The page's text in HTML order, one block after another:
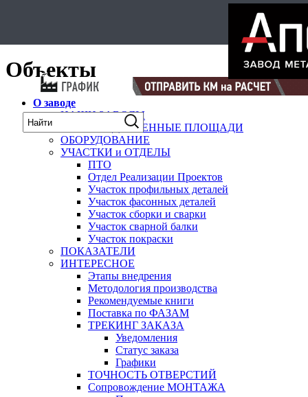
Объекты
О заводе
НАШИ ЗАВОДЫ
ПРОИЗВОДСТВЕННЫЕ ПЛОЩАДИ
ОБОРУДОВАНИЕ
УЧАСТКИ и ОТДЕЛЫ
ПТО
Отдел Реализации Проектов
Участок профильных деталей
Участок фасонных деталей
Участок сборки и сварки
Участок сварной балки
Участок покраски
ПОКАЗАТЕЛИ
ИНТЕРЕСНОЕ
Этапы внедрения
Методология производства
Рекомендуемые книги
Поставка по ФАЗАМ
ТРЕКИНГ ЗАКАЗА
Уведомления
Статус заказа
Графики
ТОЧНОСТЬ ОТВЕРСТИЙ
Сопровождение МОНТАЖА